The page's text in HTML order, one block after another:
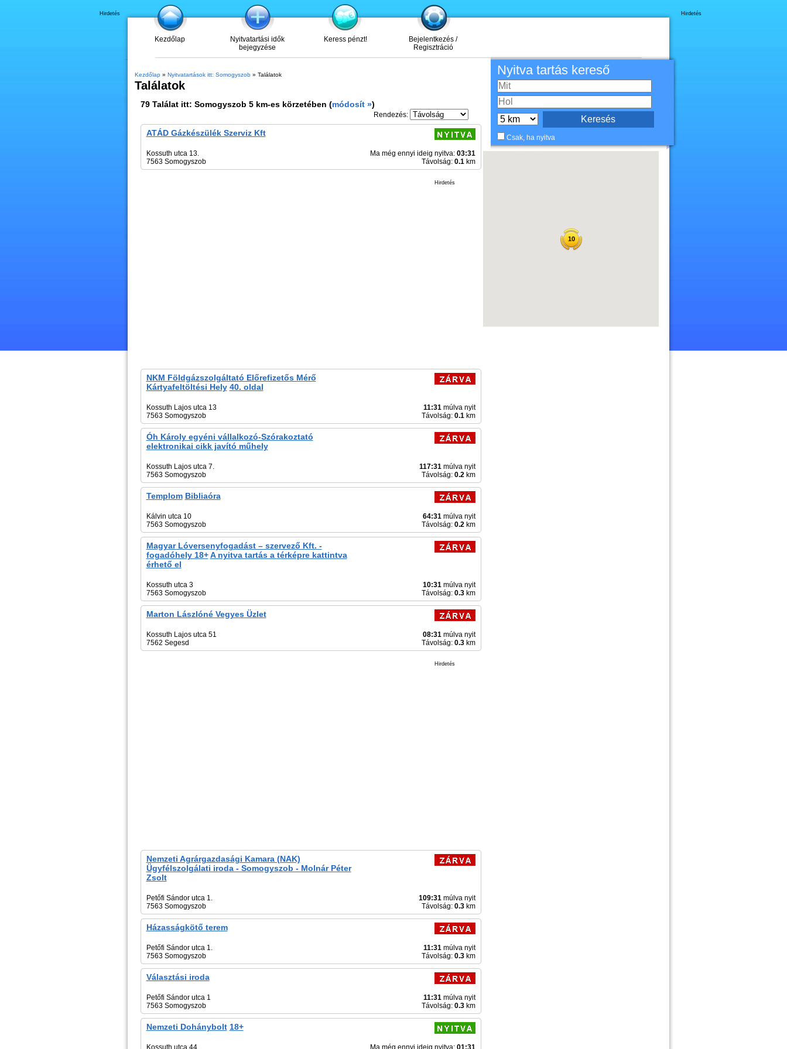
Kezdőlap
Nyitvatartási idők
bejegyzése
Keress pénzt!
Bejelentkezés /
Regisztráció
Hirdetés
Kezdőlap» Nyitvatartások itt: Somogyszob» Találatok
Találatok
79Találat itt: Somogyszob 5 km-es körzetében (módosít »)
Rendezés:
ATÁD Gázkészülék Szerviz Kft
Kossuth utca 13.
7563 Somogyszob
Ma még ennyi ideig nyitva: 03:31
Távolság: 0.1km
Hirdetés
NKM Földgázszolgáltató Előrefizetős Mérő
Kártyafeltöltési Hely 40. oldal
Kossuth Lajos utca 13
7563 Somogyszob
11:31múlva nyit
Távolság: 0.1km
Óh Károly egyéni vállalkozó-Szórakoztató
elektronikai cikk javító műhely
Kossuth Lajos utca 7.
7563 Somogyszob
117:31múlva nyit
Távolság: 0.2km
Templom Bibliaóra
Kálvin utca 10
7563 Somogyszob
64:31múlva nyit
Távolság: 0.2km
Magyar Lóversenyfogadást – szervező Kft. -
fogadóhely 18+ A nyitva tartás a térképre kattintva
érhető el
Kossuth utca 3
7563 Somogyszob
10:31múlva nyit
Távolság: 0.3km
Marton Lászlóné Vegyes Üzlet
Kossuth Lajos utca 51
7562 Segesd
08:31múlva nyit
Távolság: 0.3km
Hirdetés
Nemzeti Agrárgazdasági Kamara (NAK)
Ügyfélszolgálati iroda - Somogyszob - Molnár Péter
Zsolt
Petőfi Sándor utca 1.
7563 Somogyszob
109:31múlva nyit
Távolság: 0.3km
Házasságkötő terem
Petőfi Sándor utca 1.
7563 Somogyszob
11:31múlva nyit
Távolság: 0.3km
Választási iroda
Petőfi Sándor utca 1
7563 Somogyszob
11:31múlva nyit
Távolság: 0.3km
Nemzeti Dohánybolt 18+
Kossuth utca 44 Ma még ennyi ideig nyitva: 01:31
Hirdetés
Nyitva tartás kereső
Csak, ha nyitva
10